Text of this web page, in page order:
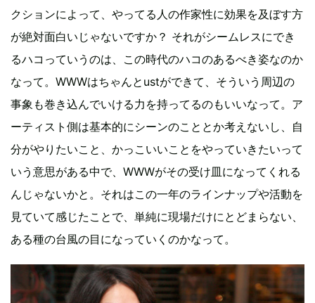
クションによって、やってる人の作家性に効果を及ぼす方
が絶対面白いじゃないですか？ それがシームレスにでき
るハコっていうのは、この時代のハコのあるべき姿なのか
なって。WWWはちゃんとustができて、そういう周辺の
事象も巻き込んでいける力を持ってるのもいいなって。ア
ーティスト側は基本的にシーンのこととか考えないし、自
分がやりたいこと、かっこいいことをやっていきたいって
いう意思がある中で、WWWがその受け皿になってくれる
んじゃないかと。それはこの一年のラインナップや活動を
見ていて感じたことで、単純に現場だけにとどまらない、
ある種の台風の目になっていくのかなって。